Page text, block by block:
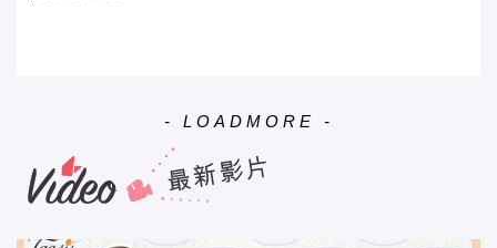
- LOADMORE -